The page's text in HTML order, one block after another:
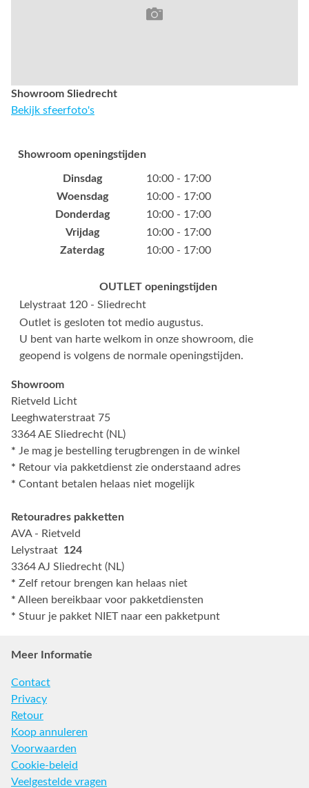
Showroom Sliedrecht
Bekijk sfeerfoto's
Showroom openingstijden
Dinsdag
10:00 - 17:00
Woensdag
10:00 - 17:00
Donderdag
10:00 - 17:00
Vrijdag
10:00 - 17:00
Zaterdag
10:00 - 17:00
OUTLET openingstijden
Lelystraat 120 - Sliedrecht
Outlet is gesloten tot medio augustus.
U bent van harte welkom in onze showroom, die
geopend is volgens de normale openingstijden.
Showroom
Rietveld Licht
Leeghwaterstraat 75
3364 AE Sliedrecht (NL)
* Je mag je bestelling terugbrengen in de winkel
* Retour via pakketdienst zie onderstaand adres
* Contant betalen helaas niet mogelijk
Retouradres pakketten
AVA - Rietveld
Lelystraat 124
3364 AJ Sliedrecht (NL)
* Zelf retour brengen kan helaas niet
* Alleen bereikbaar voor pakketdiensten
* Stuur je pakket NIET naar een pakketpunt
Meer Informatie
Contact
Privacy
Retour
Koop annuleren
Voorwaarden
Cookie-beleid
Veelgestelde vragen